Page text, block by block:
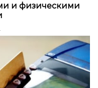
и физическими